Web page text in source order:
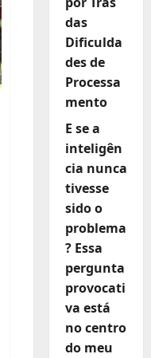
das
Dificulda
des de
Processa
mento
E se a
inteligên
cia nunca
tivesse
sido o
problema
? Essa
pergunta
provocati
va está
no centro
do meu